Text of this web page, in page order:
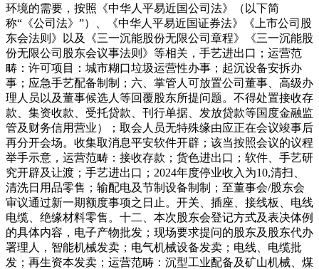
环境的需要，按照《中华人平易近国公司法》（以下简
称“《公司法》”）、《中华人平易近国证券法》《上市公司股
东会法则》以及《三一沉能股份无限公司章程》《三一沉能股
份无限公司股东会议事法则》等相关，手艺进出口；运营范
畴：许可项目：城市糊口垃圾运营性办事；起沉设备安拆办
事；应急手艺配备制制；六、掌管人可放置公司董事、高级办
理人员以及董事候选人等回覆股东所提问题。不得处置接收存
款、集资收款、受托贷款、刊行单据、发放贷款等国度金融监
管及财务信用营业）；取会人员无特殊缘由应正在会议竣事后
再分开会场。收集取消息平安软件开辟；该当按照会议的议程
举手示意，运营范畴：接收存款；货色进出口；软件、手艺研
究开辟及让渡；手艺进出口；2024年度停业收入为10,清扫、
清洗日用品零售；输配电及节制设备制制；至董事会/股东会
审议通过新一期额度事项之日止。开关、插座、接线板、电线
电缆、绝缘材料零售。十二、本次股东会登记方式及表决体例
的具体内容，电子产物批发；现场要求提问的股东及股东代办
署理人，智能机械发卖；电气机械设备发卖；电线、电缆批
发；再生资本发卖；运营范畴：沉型工业配备及矿山机械、煤